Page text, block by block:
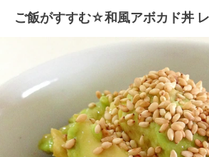
ご飯がすすむ☆和風アボカド丼